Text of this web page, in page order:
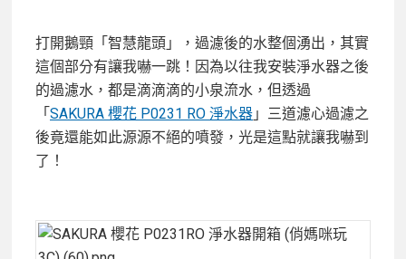
打開鵝頸「智慧龍頭」，過濾後的水整個湧出，其實
這個部分有讓我嚇一跳！因為以往我安裝淨水器之後
的過濾水，都是滴滴滴的小泉流水，但透過
「 SAKURA 櫻花 P0231 RO 淨水器 」三道濾心過濾之
後竟還能如此源源不絕的噴發，光是這點就讓我嚇到
了！